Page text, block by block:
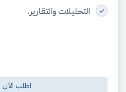
التحليلات والتقارير.
اطلب الآن